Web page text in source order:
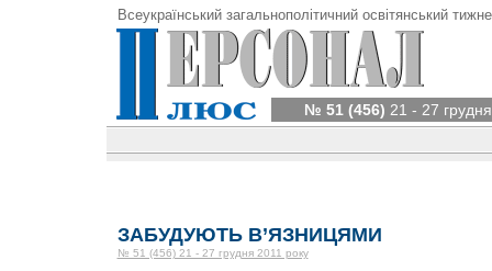
Всеукраїнський загальнополітичний освітянський
№ 51 (456) 21 - 27
ЗАБУДУЮТЬ В’ЯЗНИЦЯМИ
№ 51 (456) 21 - 27 грудня 2011 року